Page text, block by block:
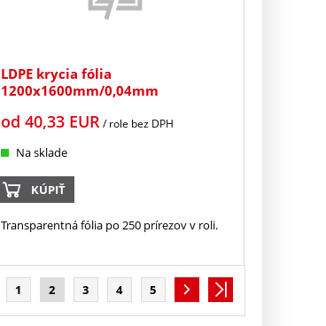
LDPE krycia fólia
1200x1600mm/0,04mm
od40,33 EUR / role bez DPH
Na sklade
KÚPIŤ
Transparentná fólia po 250 prírezov v roli.
1 2 3 4 5